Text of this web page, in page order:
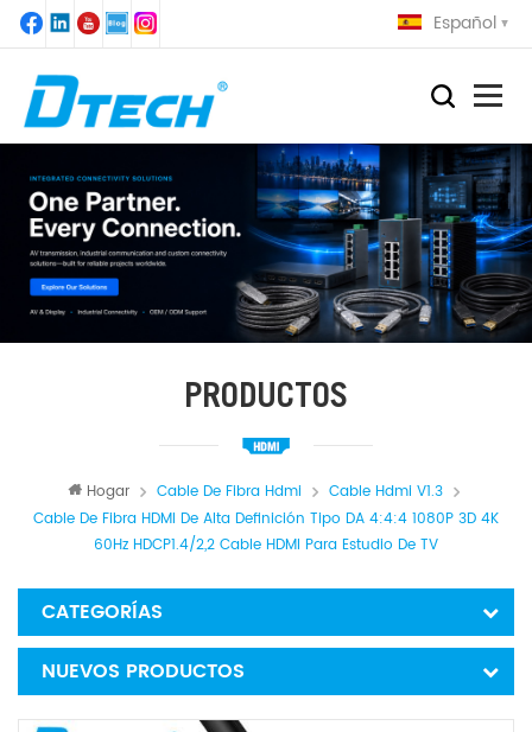
Español
PRODUCTOS
Hogar Cable De Fibra Hdmi
Cable Hdmi V1.3
Cable De Fibra HDMI De Alta Definición Tipo DA 4:4:4 1080P 3D 4K
60Hz HDCP1.4/2,2 Cable HDMI Para Estudio De TV
CATEGORÍAS
NUEVOS PRODUCTOS